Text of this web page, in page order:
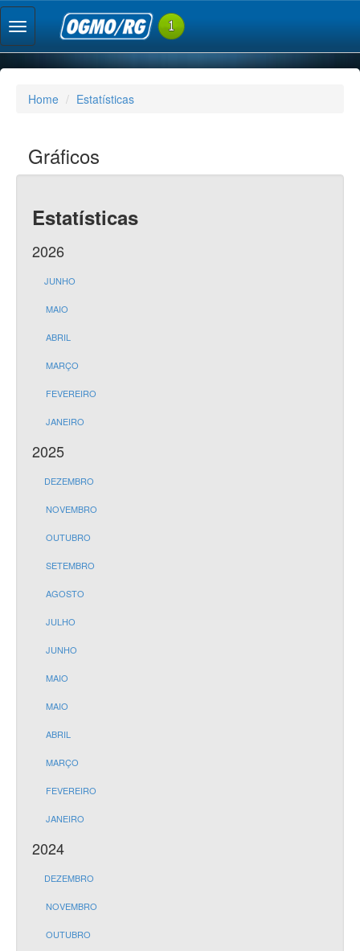
Home Estatísticas
Gráficos
Estatísticas
2026
JUNHO
MAIO
ABRIL
MARÇO
FEVEREIRO
JANEIRO
2025
DEZEMBRO
NOVEMBRO
OUTUBRO
SETEMBRO
AGOSTO
JULHO
JUNHO
MAIO
MAIO
ABRIL
MARÇO
FEVEREIRO
JANEIRO
2024
DEZEMBRO
NOVEMBRO
OUTUBRO